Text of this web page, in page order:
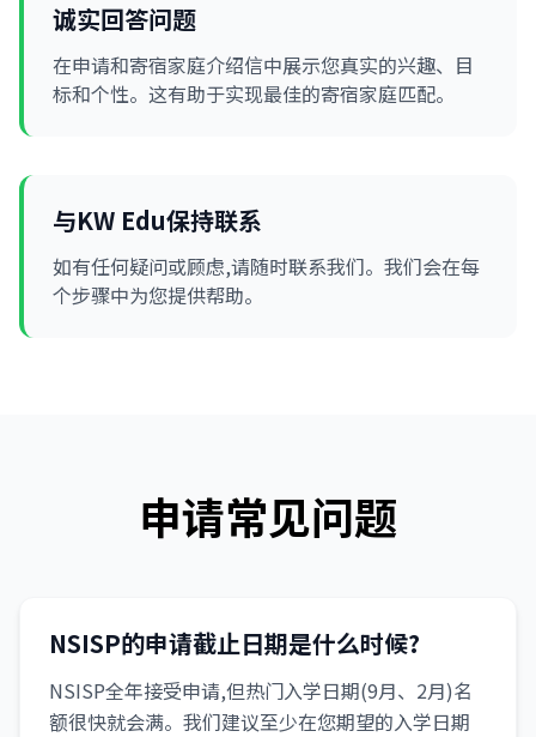
诚实回答问题
在申请和寄宿家庭介绍信中展示您真实的兴趣、目
标和个性。这有助于实现最佳的寄宿家庭匹配。
与KW Edu保持联系
如有任何疑问或顾虑,请随时联系我们。我们会在每
个步骤中为您提供帮助。
申请常见问题
NSISP的申请截止日期是什么时候?
NSISP全年接受申请,但热门入学日期(9月、2月)名
额很快就会满。我们建议至少在您期望的入学日期